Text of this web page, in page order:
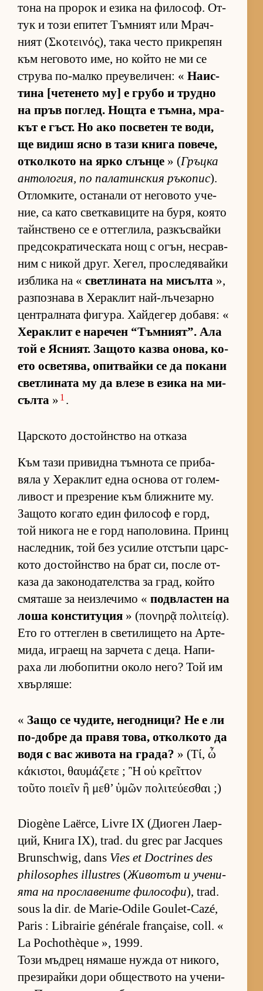
тона на про­рок и езика на фи­ло­соф. От­
тук и този епи­тет Тъм­ният или Мрач­
ният (Σκοτεινός), така често прик­ре­пян
към не­го­вото име, но който не ми се
струва по-малко пре­у­ве­ли­чен: « На­ис­
тина [че­те­нето му] е грубо и трудно
на пръв пог­лед. Нощта е тъм­на, мра­
кът е гъст. Но ако пос­ве­тен те во­ди,
ще ви­диш ясно в тази книга по­ве­че,
от­кол­кото на ярко слънце » (Гръцка
ан­то­ло­гия, по па­ла­тин­с­кия ръ­ко­пис).
От­лом­ки­те, ос­та­нали от не­го­вото уче­
ние, са като свет­ка­ви­ците на бу­ря, ко­ято
тайн­с­т­вено се е от­тег­ли­ла, раз­къс­вайки
пред­сок­ра­ти­чес­ката нощ с огън, нес­рав­
ним с ни­кой друг. Хе­гел, прос­ле­дя­вайки
из­б­лика на « свет­ли­ната на ми­сълта »,
раз­поз­нава в Хе­рак­лит най-лъ­че­зарно
цен­т­рал­ната фи­гу­ра. Хай­де­гер до­ба­вя: «
Хе­рак­лит е на­ре­чен “Тъм­ни­ят”. Ала
той е Яс­ни­ят. За­щото казва оно­ва, ко­
ето ос­ве­тя­ва, опит­вайки се да по­кани
свет­ли­ната му да влезе в езика на ми­
сълта » 1 .
Царското достойнство на отказа
Към тази при­видна тъм­нота се при­ба­
вяла у Хе­рак­лит една ос­нова от го­лем­
ли­вост и през­ре­ние към ближ­ните му.
За­щото ко­гато един фи­ло­соф е горд,
той ни­кога не е горд на­по­ло­ви­на. Принц
нас­лед­ник, той без уси­лие от­с­тъпи цар­с­
кото дос­тойн­с­тво на брат си, после от­
каза да за­ко­но­да­тел­с­тва за град, който
смя­таше за не­из­ле­чимо « под­в­лас­тен на
лоша кон­с­ти­ту­ция » (πονηρᾷ πολιτείᾳ).
Ето го от­тег­лен в све­ти­ли­щето на Ар­те­
ми­да, иг­раещ на зар­чета с де­ца. На­пи­
раха ли лю­бо­питни около не­го? Той им
хвър­ля­ше:
« Защо се чу­ди­те, не­год­ни­ци? Не е ли
по-добре да правя то­ва, от­кол­кото да
водя с вас жи­вота на гра­да? » (Τί, ὦ
κάκιστοι, θαυμάζετε ; Ἢ οὐ κρεῖττον
τοῦτο ποιεῖν ἢ μεθ’ ὑμῶν πολιτεύεσθαι ;)
Diogène Laërce, Livre IX (Ди­о­ген Ла­ер­
ций, Книга IX), trad. du grec par Jacques
Brunschwig, dans Vies et Doctrines des
philosophes illustres (Жи­во­тът и уче­ни­
ята на прос­ла­ве­ните фи­ло­софи), trad.
sous la dir. de Marie-Odile Goulet-Cazé,
Paris : Librairie générale française, coll. «
La Pochothèque », 1999.
Този мъд­рец ня­маше нужда от ни­ко­го,
пре­зи­райки дори об­щес­т­вото на уче­ни­